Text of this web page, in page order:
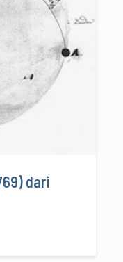
dari